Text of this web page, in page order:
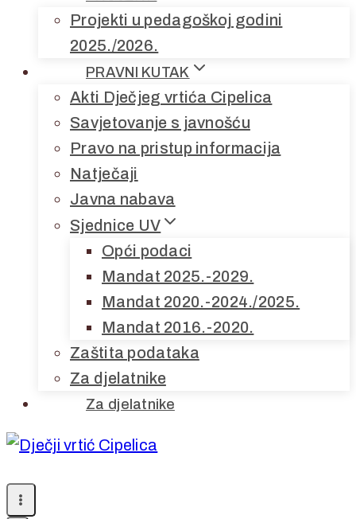
Projekti u pedagoškoj godini
2025./2026.
PRAVNI KUTAK
Akti Dječjeg vrtića Cipelica
Savjetovanje s javnošću
Pravo na pristup informacija
Natječaji
Javna nabava
Sjednice UV
Opći podaci
Mandat 2025.-2029.
Mandat 2020.-2024./2025.
Mandat 2016.-2020.
Zaštita podataka
Za djelatnike
Za djelatnike